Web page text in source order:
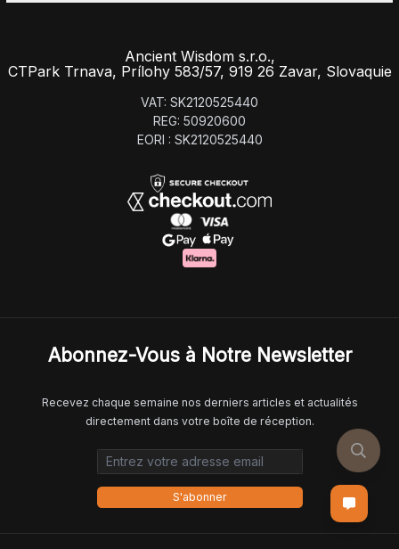
Ancient Wisdom s.r.o.,
CTPark Trnava, Prílohy 583/57, 919 26 Zavar, Slovaquie
VAT: SK2120525440
REG: 50920600
EORI : SK2120525440
Abonnez-Vous à Notre Newsletter
Recevez chaque semaine nos derniers articles et actualités
directement dans votre boîte de réception.
Email address
S'abonner